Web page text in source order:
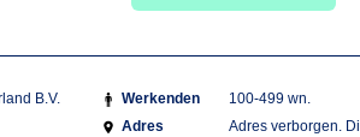
B.V.
Werkenden
100-499 wn.
Adres
Adres verborgen.